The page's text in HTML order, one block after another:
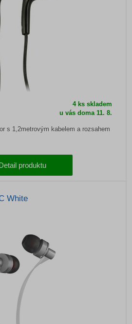
4 ks skladem
u vás doma11. 8.
s 1,2metrovým kabelem a rozsahem
produktu
White